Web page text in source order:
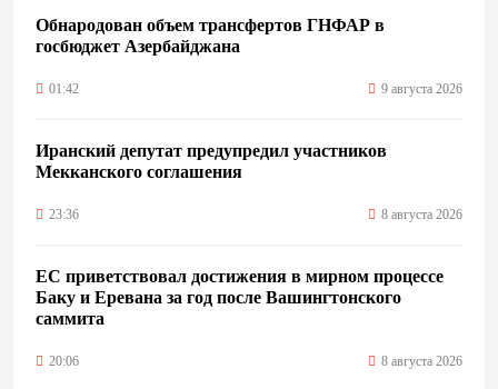
Обнародован объем трансфертов ГНФАР в
госбюджет Азербайджана
01:42 9 августа 2026
Иранский депутат предупредил участников
Мекканского соглашения
23:36 8 августа 2026
ЕС приветствовал достижения в мирном процессе
Баку и Еревана за год после Вашингтонского
саммита
20:06 8 августа 2026